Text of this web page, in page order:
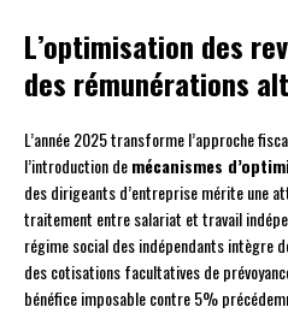
L’optimisation des
des rémunérations
L’année 2025 transforme l’approche
l’introduction demécanismes
des dirigeants d’entreprise mérite une
traitement entre salariat et travail
régime social des indépendants intègre
des cotisations facultatives de
bénéfice imposable contre 5%